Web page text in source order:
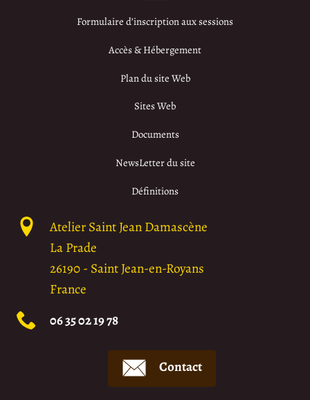
Formulaire d’inscription aux sessions
Accès & Hébergement
Plan du site Web
Sites Web
Documents
NewsLetter du site
Définitions
Atelier Saint Jean Damascène
La Prade
26190- Saint Jean-en-Royans
France
06 35 02 19 78
Contact